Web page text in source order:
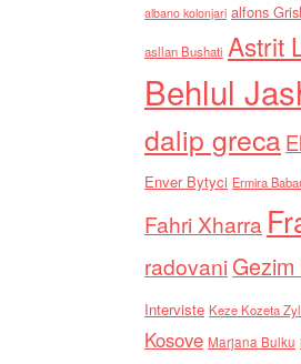
albano kolonjari alfons
asllan Bushati Astrit
Behlul
dalip greca
Enver Bytyci Ermira
Fahri Xharra
radovani
Interviste Keze Kozeta
Kosove Marjana Bulku